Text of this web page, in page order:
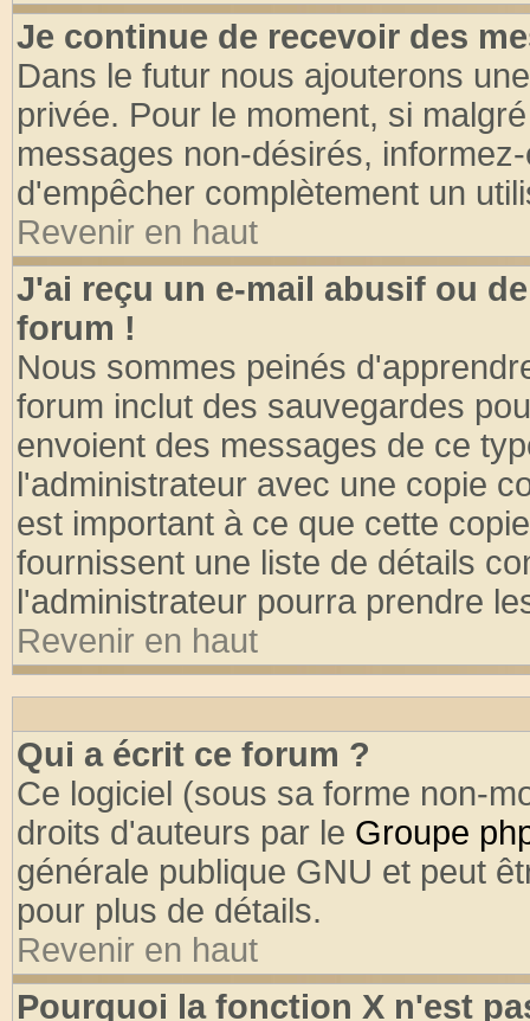
Je continue de recevoir des
Dans le futur nous ajouterons
privée. Pour le moment, si
messages non-désirés,
d'empêcher complètement un
Revenir en haut
J'ai reçu un e-mail abusif ou
forum !
Nous sommes peinés
forum inclut des sauvegardes
envoient des messages de ce
l'administrateur avec une copie
est important à ce que cette
fournissent une liste de détails
l'administrateur pourra prendre
Revenir en haut
Qui a écrit ce forum ?
Ce logiciel (sous sa forme non-
droits d'auteurs par le Groupe
générale publique GNU et peut
pour plus de détails.
Revenir en haut
Pourquoi la fonction X n'est